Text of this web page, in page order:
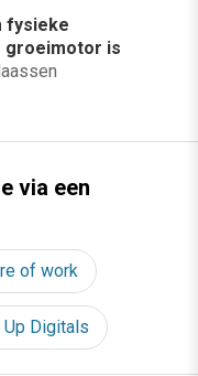
fysieke
groeimotor is
via een
of work
Up Digitals